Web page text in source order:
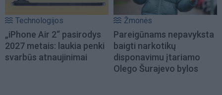
Technologijos
„iPhone Air 2“ pasirodys
2027 metais: laukia penki
svarbūs atnaujinimai
Žmonės
Pareigūnams nepavyksta
baigti narkotikų
disponavimu įtariamo
Olego Šurajevo bylos